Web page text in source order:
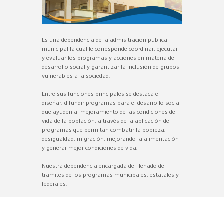
Es una dependencia de la admisitracion publica
municipal la cual le corresponde coordinar, ejecutar
y evaluar los programas y acciones en materia de
desarrollo social y garantizar la inclusión de grupos
vulnerables a la sociedad.
Entre sus funciones principales se destaca el
diseñar, difundir programas para el desarrollo social
que ayuden al mejoramiento de las condiciones de
vida de la población, a través de la aplicación de
programas que permitan combatir la pobreza,
desigualdad, migración, mejorando la alimentación
y generar mejor condiciones de vida.
Nuestra dependencia encargada del llenado de
tramites de los programas municipales, estatales y
federales.